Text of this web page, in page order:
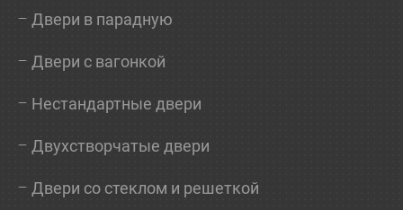
Двери в парадную
Двери с вагонкой
Нестандартные двери
Двухстворчатые двери
Двери со стеклом и решеткой